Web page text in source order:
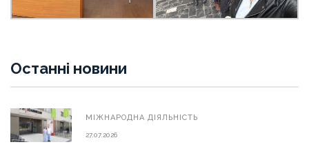
Останні новини
МIЖНАРОДНА ДIЯЛЬНIСТЬ
27.07.2026